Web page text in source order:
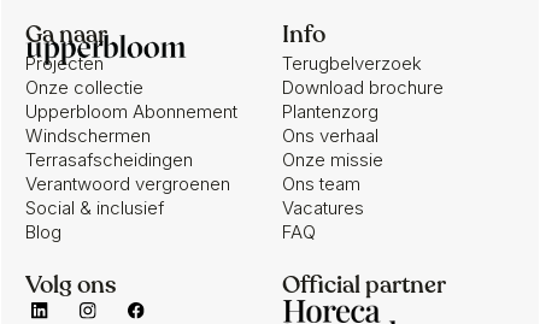
Info
Terugbelverzoek
Download brochure
Plantenzorg
Ons verhaal
Onze missie
Ons team
Vacatures
FAQ
Official partner
Ga naar
Projecten
Onze collectie
Upperbloom Abonnement
Windschermen
Terrasafscheidingen
Verantwoord vergroenen
Social & inclusief
Blog
Volg ons